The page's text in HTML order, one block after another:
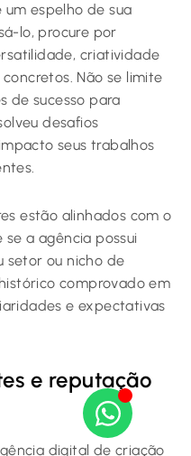
espelho de sua
lo, procure por
criatividade
Não se limite
de sucesso para
desafios
seus trabalhos
estão alinhados com o
a agência possui
setor ou nicho de
comprovado em
e expectativas
e reputação
digital de criação